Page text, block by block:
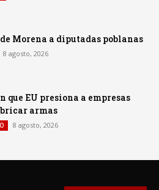
Morena a diputadas poblanas
8 agosto, 2026
que EU presiona a empresas
armas
8 agosto, 2026